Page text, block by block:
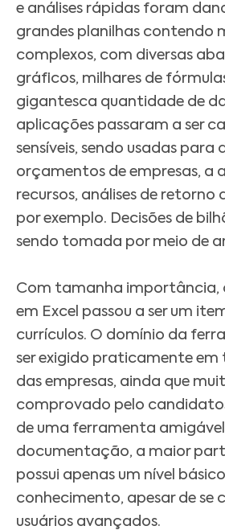
e análises rápidas foram
grandes planilhas contendo
complexos, com diversas
gráficos, milhares de
gigantesca quantidade de
aplicações passaram a ser
sensíveis, sendo usadas para
orçamentos de empresas, a
recursos, análises de retorno
por exemplo. Decisões de
sendo tomada por meio de
Com tamanha importância,
em Excel passou a ser um
currículos. O domínio da
ser exigido praticamente em
das empresas, ainda que
comprovado pelo
de uma ferramenta
documentação, a maior
possui apenas um nível
conhecimento, apesar de se
usuários avançados.